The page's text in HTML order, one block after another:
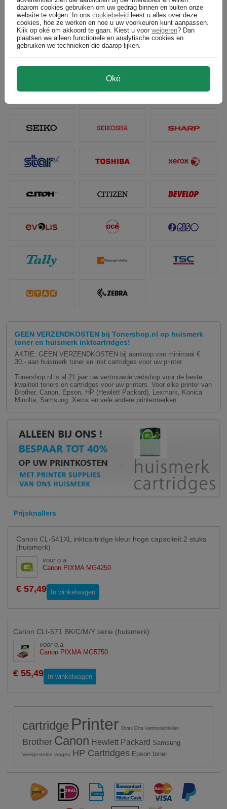
GEEN VERZENDKOSTEN bij Tonershop.nl op huismerk
toner en huismerk inktcartridges!
AKTIE: GEEN VERZENDKOSTEN bij aankoop van minimaal €
30,- aan huismerk toner en inkt cartridges voor uw printer.
Tonershop.nl is al 21 jaar uw vertrouwde webshop voor de beste
kwaliteit toners en cartridges voor uw printers. Voor elke printer van
Brother, Canon, Epson, HP (Hewlett Packard), Lexmark, Konica
Minolta, Samsung, Xerox en vele andere printermerken.
Prijsknallers
Canon CL-541XL inktcartridge kleur hoge capaciteit 2 stuks
(huismerk)
voor o.a.
Canon PIXMA MG4250
€ 57,49 In winkelwagen
Canon CLI-571 BK/C/M/Y serie (huismerk)
voor o.a.
Canon PIXMA MG5750
€ 55,49 In winkelwagen
cartridge Printer Over Ons kantoorartikelen
Brother Canon Hewlett Packard Samsung
Veelgestelde vragen HP Cartridges Epson toner
daarom cookies gebruiken om uw gedrag binnen en buiten onze
website te volgen. In ons cookiebeleid leest u alles over deze
cookies, hoe ze werken en hoe u uw voorkeuren kunt aanpassen.
Klik op oké om akkoord te gaan. Kiest u voor weigeren? Dan
plaatsen we alleen functionele en analytische cookies en
gebruiken we technieken die daarop lijken.
Oké